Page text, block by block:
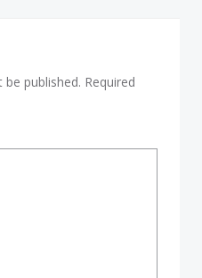
published. Required